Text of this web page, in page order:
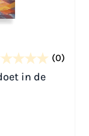
(0)
in de